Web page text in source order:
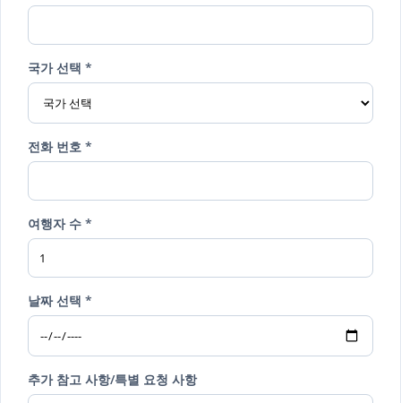
국가 선택 *
전화 번호 *
여행자 수 *
날짜 선택 *
추가 참고 사항/특별 요청 사항